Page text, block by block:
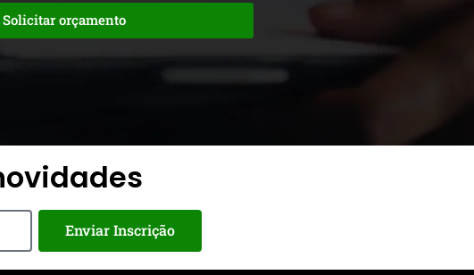
Solicitar orçamento
Enviar Inscrição